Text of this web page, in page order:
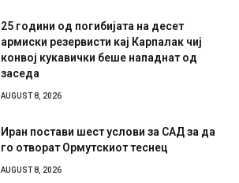
25 години од погибијата на десет
армиски резервисти кај Карпалак чиј
конвој кукавички беше нападнат од
заседа
AUGUST 8, 2026
Иран постави шест услови за САД за да
го отворат Ормутскиот теснец
AUGUST 8, 2026